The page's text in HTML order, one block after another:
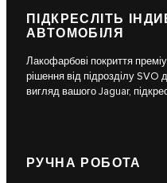
ПІДКРЕСЛІТЬ
АВТОМОБІЛЯ
Лакофарбові покриття
рішення від підрозділу
вигляд вашого Jaguar,
РУЧНА РОБОТА